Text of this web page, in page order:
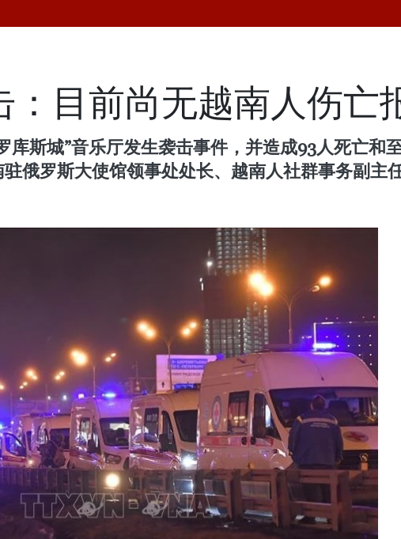
：目前尚无越南人伤亡
库斯城”音乐厅发生袭击事件，并造成93人死亡和
俄罗斯大使馆领事处处长、越南人社群事务副主